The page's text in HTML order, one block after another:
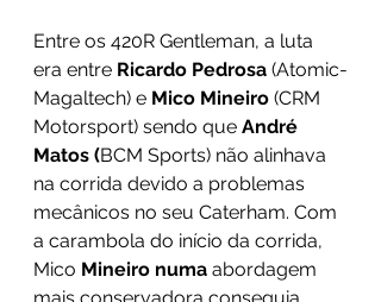
Entre os 420R Gentleman, a luta
era entre Ricardo Pedrosa (Atomic-
Magaltech) e Mico Mineiro (CRM
Motorsport) sendo que André
Matos (BCM Sports) não alinhava
na corrida devido a problemas
mecânicos no seu Caterham. Com
a carambola do início da corrida,
Mico Mineiro numa abordagem